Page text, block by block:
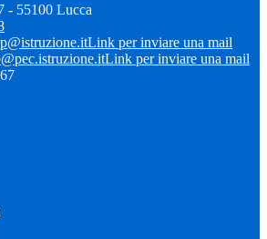
- 55100 Lucca
Link per inviare una mail
Link per inviare una mail